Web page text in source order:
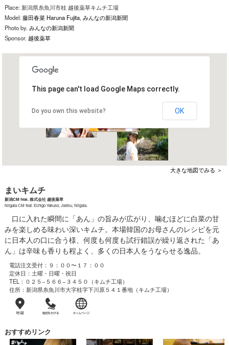
Place: 新潟県糸魚川市桂 越後薬草キムチ工場
Model:藤田春菜 Haruna Fujita, みんなの新潟新聞
Photo by. みんなの新潟新聞
Sponsor. 越後薬草
This page can't load Google Maps correctly.
Do you own this website? OK
大きな地図でみる ＞
まいキムチ
新潟CM feat. 株式会社 越後薬草
Niigata CM feat. Echigo Yakuso, Joetsu, Niigata.
口に入れた瞬間に「あん」の旨みが広がり、噛むほどに白菜の甘
みを楽しめる味わい深いキムチ。本場韓国のお母さんのレシピを元
に日本人の口に合う様、何度も何度も試行錯誤が繰り返された「あ
ん」は辛味も香りも程よく、多くの日本人をうならせる逸品。
電話注文受付：９：００〜１７：００
定休日：土曜・日曜・祝日
TEL：０２５−５６６−３４５０（キムチ工場）
住所：新潟県糸魚川市大字桂字下川原５４１番地（キムチ工場）
おすすめリンク